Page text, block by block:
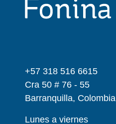
+57 318 516 6615
Cra 50 # 76 - 55
Barranquilla, Colombia
Lunes a viernes